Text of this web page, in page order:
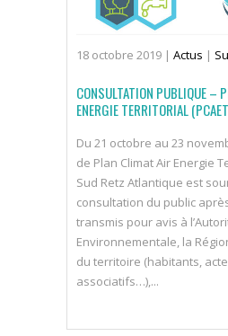
18 octobre 2019 | Actus |
CONSULTATION PUBLIQUE –
ENERGIE TERRITORIAL
Du 21 octobre au 23
de Plan Climat Air Energie
Sud Retz Atlantique est
consultation du public
transmis pour avis à
Environnementale, la
du territoire (habitants,
associatifs…),...